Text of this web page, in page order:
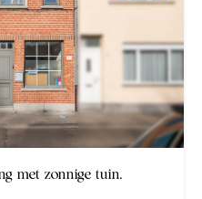
met zonnige tuin.